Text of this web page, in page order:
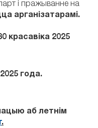
і пражыванне на
арганізатарамі.
красавіка 2025
года.
аб летнім
.